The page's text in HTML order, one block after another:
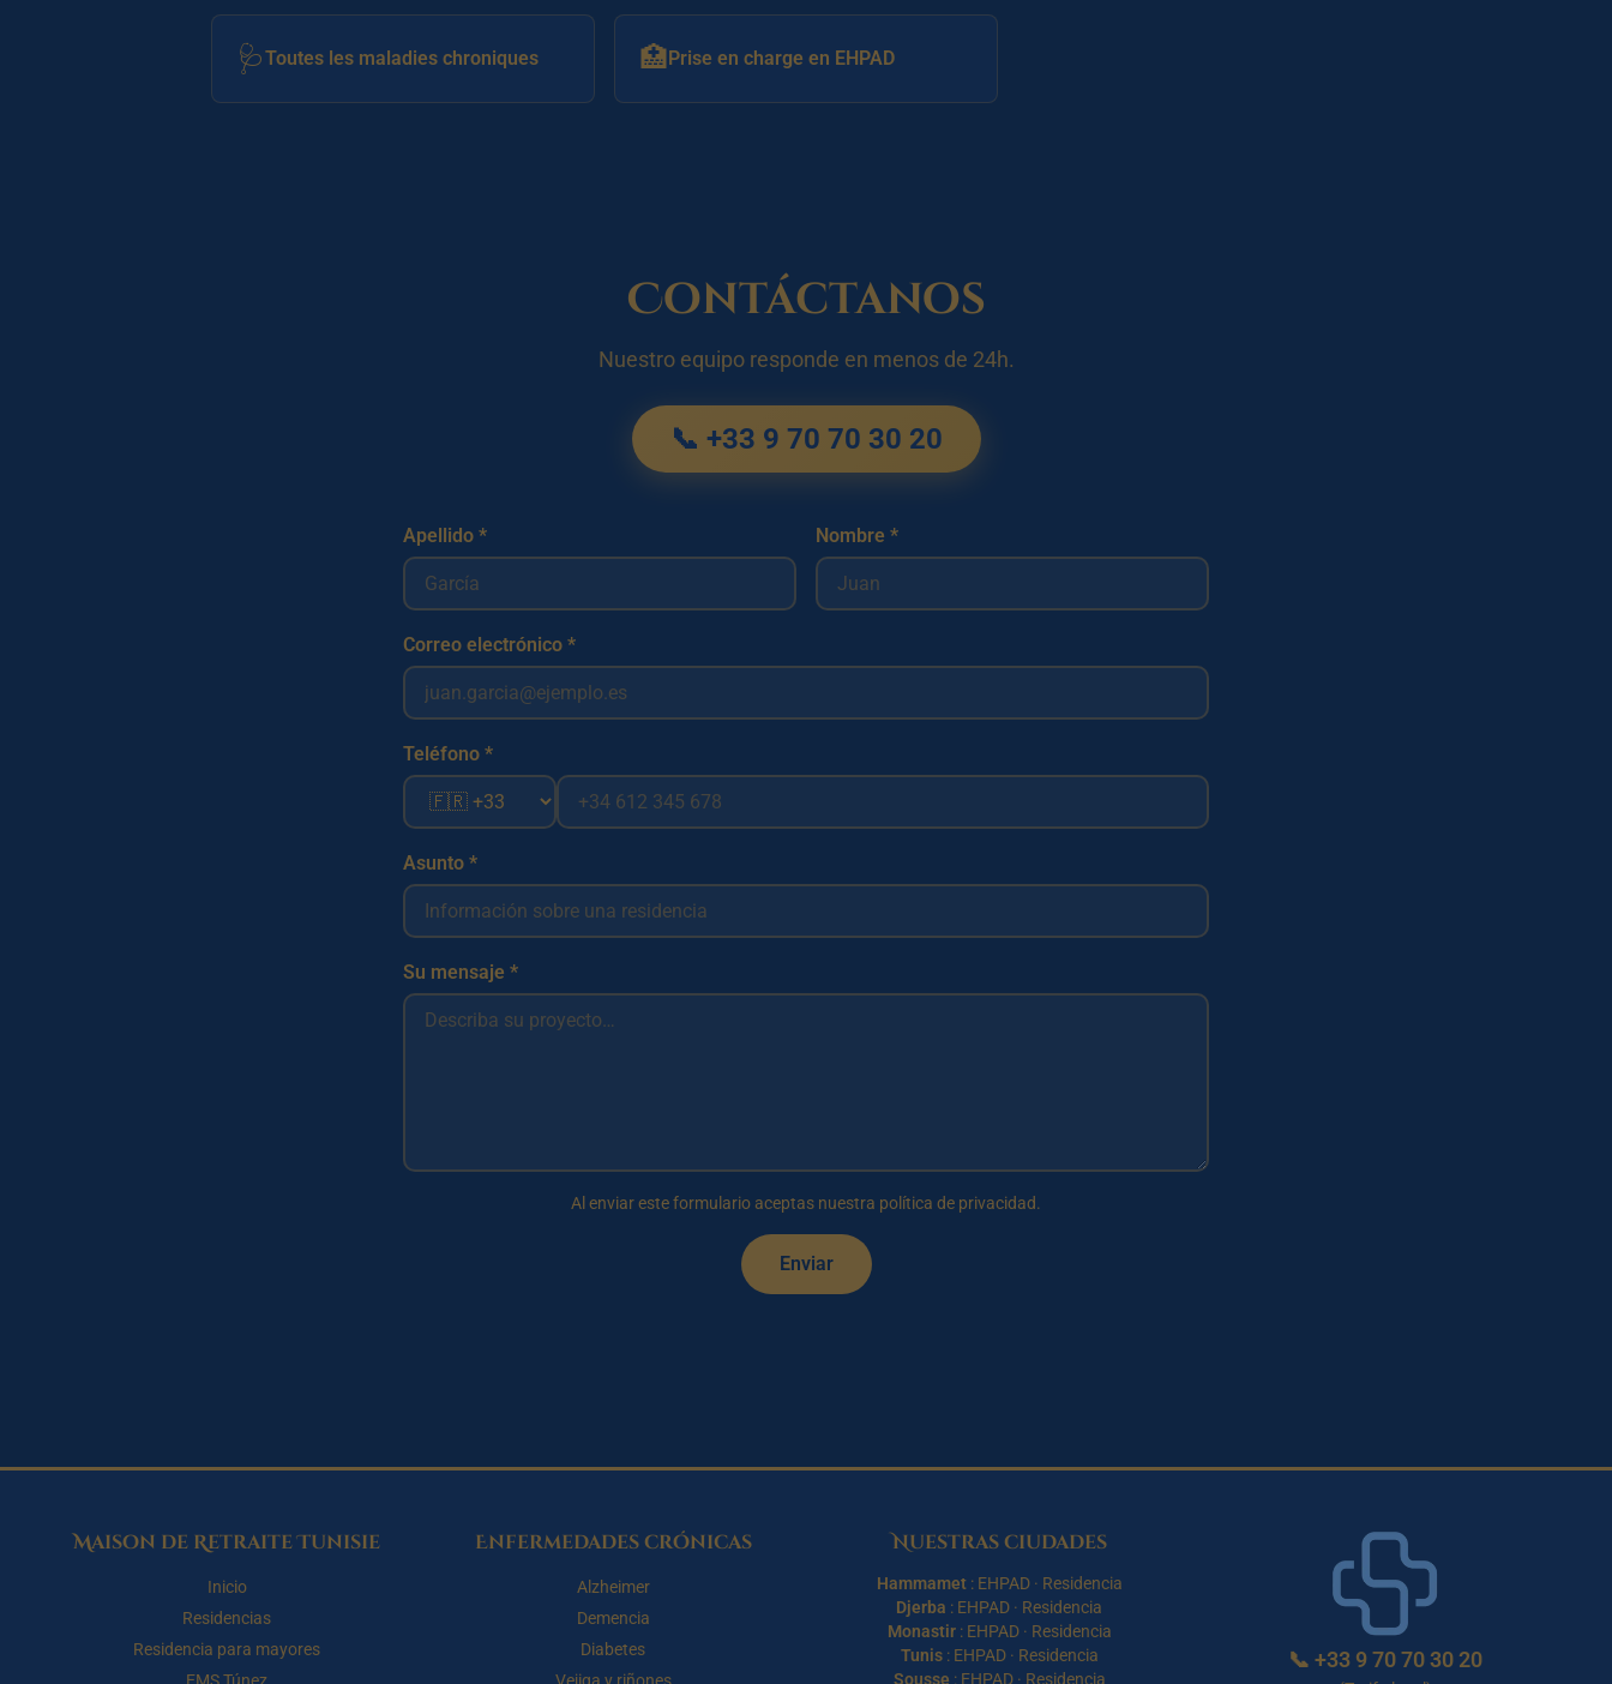
🩺Toutes les maladies chroniques 🏥Prise en charge en EHPAD
Contáctanos
Nuestro equipo responde en menos de 24h.
📞 +33 9 70 70 30 20
Apellido * Nombre *
Correo electrónico *
Teléfono *
Asunto *
Su mensaje *
Al enviar este formulario aceptas nuestra política de privacidad.
Enviar
Maison de Retraite Tunisie
Inicio
Residencias
Residencia para mayores
Enfermedades crónicas
Alzheimer
Demencia
Diabetes
Nuestras ciudades
Hammamet: EHPAD· Residencia
Djerba : EHPAD · Residencia
Monastir: EHPAD· Residencia
Tunis: EHPAD· Residencia
Sousse : EHPAD· Residencia
📞 +33 9 70 70 30 20